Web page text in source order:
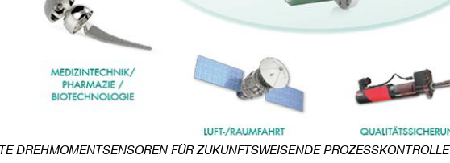
DREHMOMENTSENSOREN FÜR ZUKUNFTSWEISENDE PROZESSKONTROLLE